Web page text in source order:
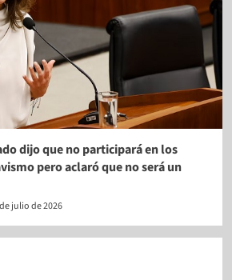
dijo que no participará en los
pero aclaró que no será un
julio de 2026